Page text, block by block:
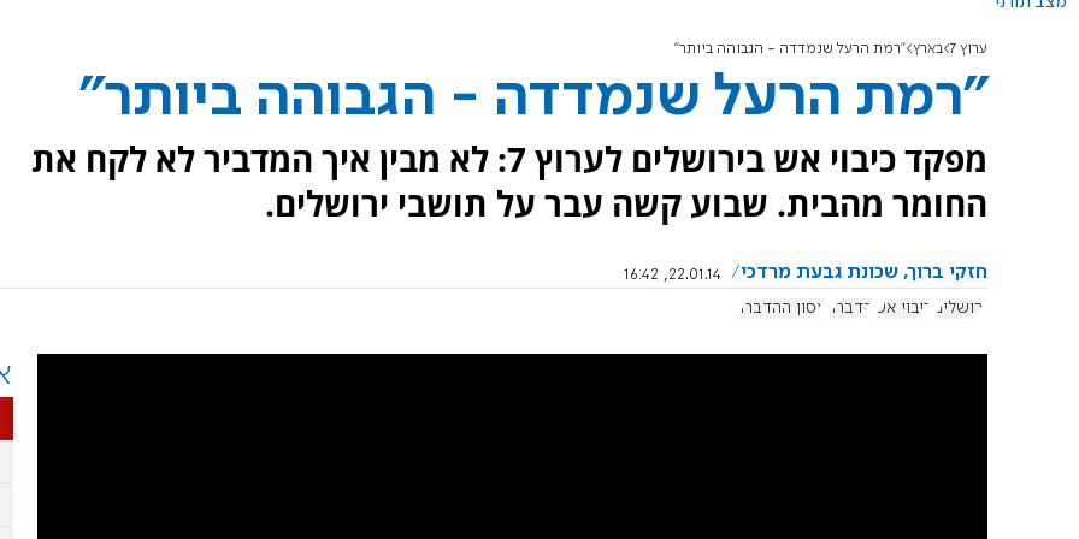
ערוץ 7 בארץ "רמת הרעל שנמדדה - הגבוהה ביותר"
"רמת הרעל שנמדדה - הגבוהה ביותר"
מפקד כיבוי אש בירושלים לערוץ 7: לא מבין איך המדביר לא לקח את
החומר מהבית. שבוע קשה עבר על תושבי ירושלים.
חזקי ברוך, שכונת גבעת מרדכי
22.01.14, 16:42
ירושלים כיבוי אש הדברה אסון ההדברה